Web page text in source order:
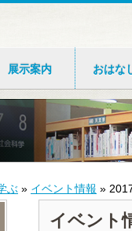
展示案内 おはな
ぶ » イベント情報 »
イベント